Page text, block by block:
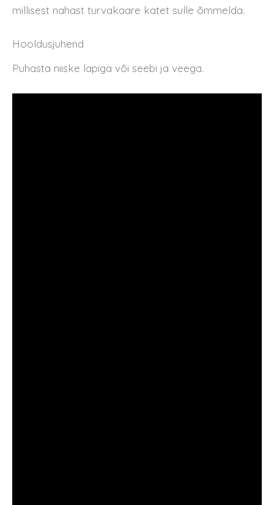
millisest nahast turvakaare katet sulle õmmelda.
Hooldusjuhend
Puhasta niiske lapiga või seebi ja veega.